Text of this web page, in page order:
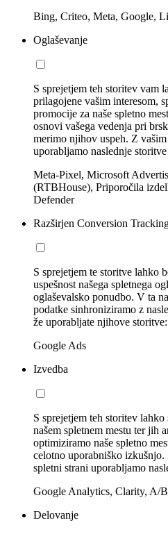
Bing, Criteo, Meta, Google,
Oglaševanje
S sprejetjem teh storitev vam
prilagojene vašim interesom,
promocije za naše spletno
osnovi vašega vedenja pri
merimo njihov uspeh. Z
uporabljamo naslednje
Meta-Pixel, Microsoft
(RTBHouse), Priporočila
Defender
Razširjen Conversion
S sprejetjem te storitve lahko
uspešnost našega spletnega
oglaševalsko ponudbo. V ta
podatke sinhroniziramo z
že uporabljate njihove storitve:
Google Ads
Izvedba
S sprejetjem teh storitev
našem spletnem mestu ter jih
optimiziramo naše spletno
celotno uporabniško izkušnjo.
spletni strani uporabljamo
Google Analytics, Clarity, A/
Delovanje